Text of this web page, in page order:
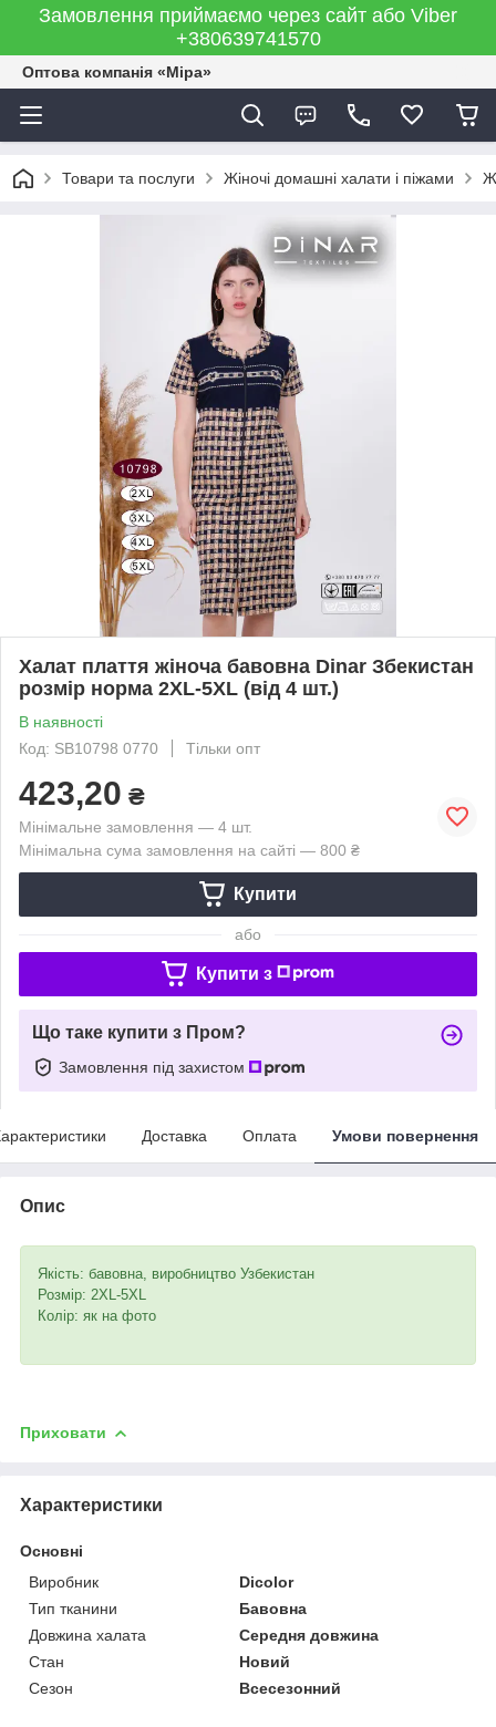
Замовлення приймаємо через сайт або Viber
+380639741570
Оптова компанія «Міра»
Товари та послуги Жіночі домашні халати і піжами
Халат плаття жіноча бавовна Dinar Збекистан
розмір норма 2XL-5XL (від 4 шт.)
В наявності
Код: SB10798 0770
Тільки опт
423,20 ₴
Мінімальне замовлення — 4 шт.
Мінімальна сума замовлення на сайті — 800 ₴
Купити
або
Купити з
Що таке купити з Пром?
Замовлення під захистом
Доставка Оплата Умови повернення
Опис
Якість: бавовна, виробництво Узбекистан
Розмір: 2XL-5XL
Колір: як на фото
Приховати
Характеристики
Основні
Виробник
Dicolor
Тип тканини
Бавовна
Довжина халата
Середня довжина
Стан
Новий
Сезон
Всесезонний